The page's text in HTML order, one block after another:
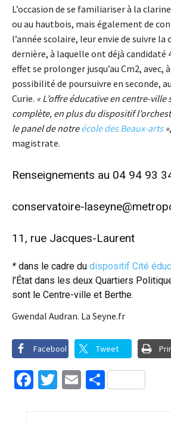
L’occasion de se familiariser à la
ou au hautbois, mais également de
l’année scolaire, leur envie de suivre la
dernière, à laquelle ont déjà candidaté
effet se prolonger jusqu’au Cm2, avec,
possibilité de poursuivre en seconde,
Curie. « L’offre éducative en centre-ville
complète, en plus du dispositif
le panel de notreécole des Beaux-arts»
magistrate.
Renseignements au 04 94 93
conservatoire-
11, rue Jacques-Laurent
* dans le cadre du dispositif Cité
l’État dans les deux Quartiers
sont le Centre-ville et Berthe.
Gwendal Audran. La Seyne.fr
Facebook Tweet
Facebook
Twitter
EmailPartager